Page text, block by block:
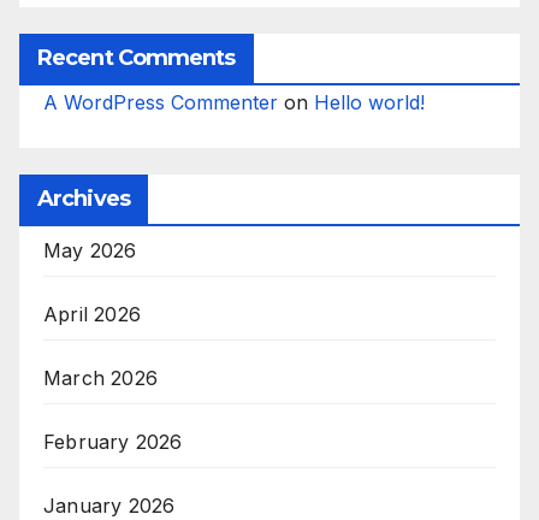
Recent Comments
A WordPress Commenter on Hello world!
Archives
May 2026
April 2026
March 2026
February 2026
January 2026